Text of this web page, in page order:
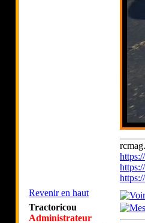
Revenir en haut
Tractoricou
Administrateur